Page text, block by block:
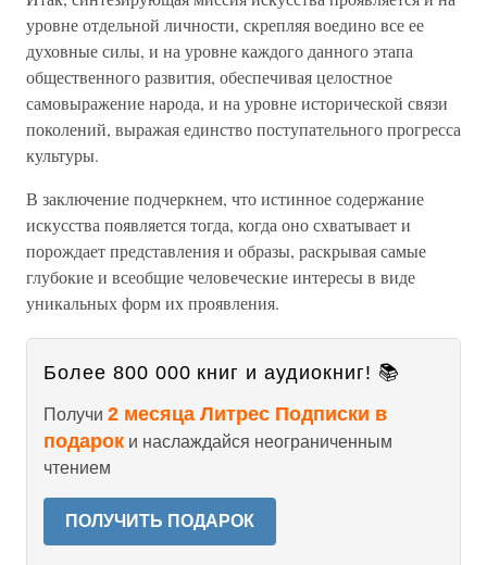
уровне отдельной личности, скрепляя воедино все ее
духовные силы, и на уровне каждого данного этапа
общественного развития, обеспечивая целостное
самовыражение народа, и на уровне исторической связи
поколений, выражая единство поступательного прогресса
культуры.
В заключение подчеркнем, что истинное содержание
искусства появляется тогда, когда оно схватывает и
порождает представления и образы, раскрывая самые
глубокие и всеобщие человеческие интересы в виде
уникальных форм их проявления.
Более 800 000 книг и аудиокниг! 📚
Получи 2 месяца Литрес Подписки в
подарок и наслаждайся неограниченным
чтением
ПОЛУЧИТЬ ПОДАРОК